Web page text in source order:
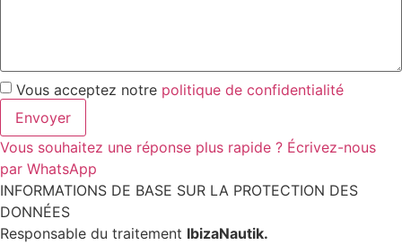
Vous acceptez notre politique de confidentialité
Envoyer
Vous souhaitez une réponse plus rapide ? Écrivez-nous
par WhatsApp
INFORMATIONS DE BASE SUR LA PROTECTION DES
DONNÉES
Responsable du traitement IbizaNautik.